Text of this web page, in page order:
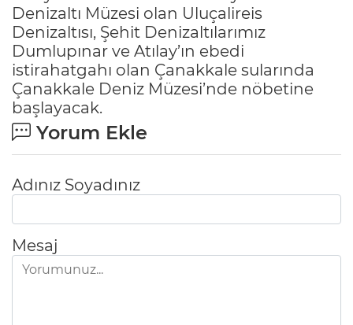
Denizaltı Müzesi olan Uluçalireis
Denizaltısı, Şehit Denizaltılarımız
Dumlupınar ve Atılay’ın ebedi
istirahatgahı olan Çanakkale sularında
Çanakkale Deniz Müzesi’nde nöbetine
başlayacak.
Yorum Ekle
Adınız Soyadınız
Mesaj